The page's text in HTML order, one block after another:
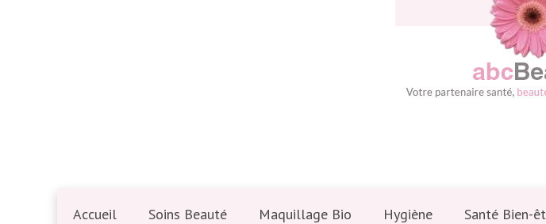
Accueil Soins Beauté Maquillage Bio Hygiène Santé Bien-